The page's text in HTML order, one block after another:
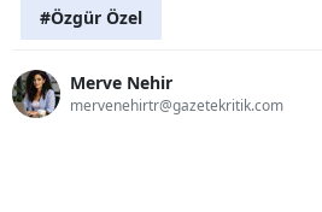
#Özgür Özel
Merve Nehir
mervenehirtr@gazetekritik.com